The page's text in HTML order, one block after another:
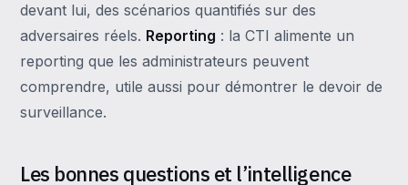
devant lui, des scénarios quantifiés sur des
adversaires réels. Reporting : la CTI alimente un
reporting que les administrateurs peuvent
comprendre, utile aussi pour démontrer le devoir de
surveillance.
Les bonnes questions et l’intelligence